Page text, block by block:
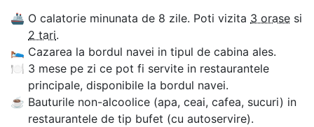
🚢 O calatorie minunata de 8 zile. Poti vizita 3 orase si
2 tari.
🛌 Cazarea la bordul navei in tipul de cabina ales.
🍽 3 mese pe zi ce pot fi servite in restaurantele
principale, disponibile la bordul navei.
☕ Bauturile non-alcoolice (apa, ceai, cafea, sucuri) in
restaurantele de tip bufet (cu autoservire).